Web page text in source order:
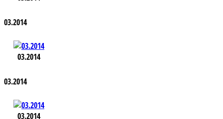
03.2014
03.2014
03.2014
03.2014